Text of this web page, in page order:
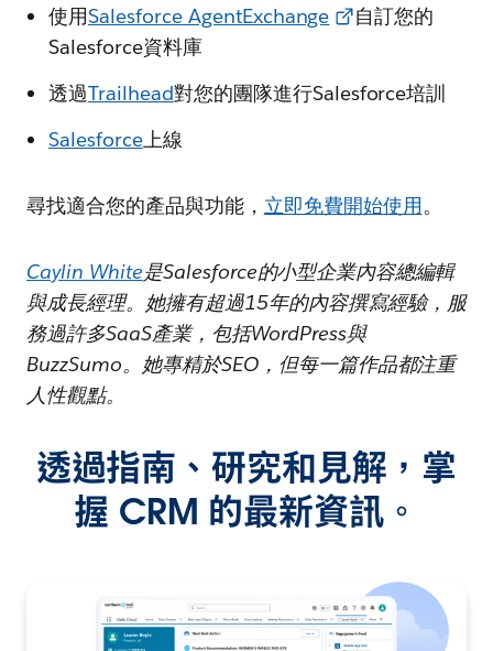
使用Salesforce AgentExchange
自訂您的
Salesforce資料庫
透過Trailhead對您的團隊進行Salesforce培訓
Salesforce上線
尋找適合您的產品與功能， 立即免費開始使用。
Caylin White是Salesforce的小型企業內容總編輯
與成長經理。她擁有超過15年的內容撰寫經驗，服
務過許多SaaS產業，包括WordPress與
BuzzSumo。她專精於SEO，但每一篇作品都注重
人性觀點。
透過指南、研究和見解，掌
握 CRM 的最新資訊。